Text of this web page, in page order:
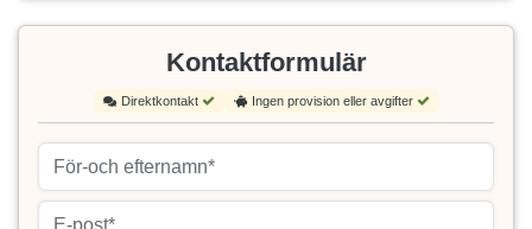
Kontaktformulär
Direktkontakt Ingen provision eller avgifter